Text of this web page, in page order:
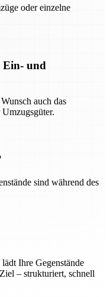
oder einzelne
Ein- und
auch das
sind während des
Ihre Gegenstände
– strukturiert, schnell